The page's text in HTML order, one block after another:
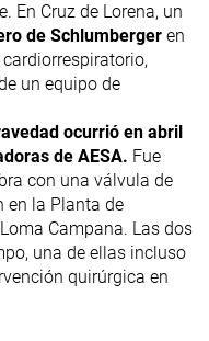
En Cruz de Lorena, un
de Schlumberger en
un equipo de
ocurrió en abril
de AESA. Fue
con una válvula de
en la Planta de
Campana. Las dos
una de ellas incluso
quirúrgica en